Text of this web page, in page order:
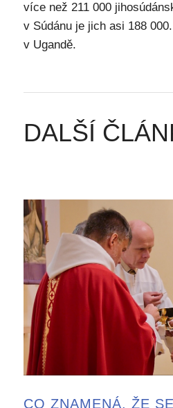
více než 211 000
v Súdánu je jich asi 188
v Ugandě.
DALŠÍ
CO ZNAMENÁ, ŽE